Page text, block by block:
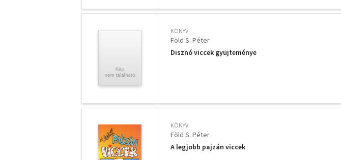
KÖNYV
Föld S. Péter
Disznó viccek gyüjteménye
KÖNYV
Föld S. Péter
A legjobb pajzán viccek